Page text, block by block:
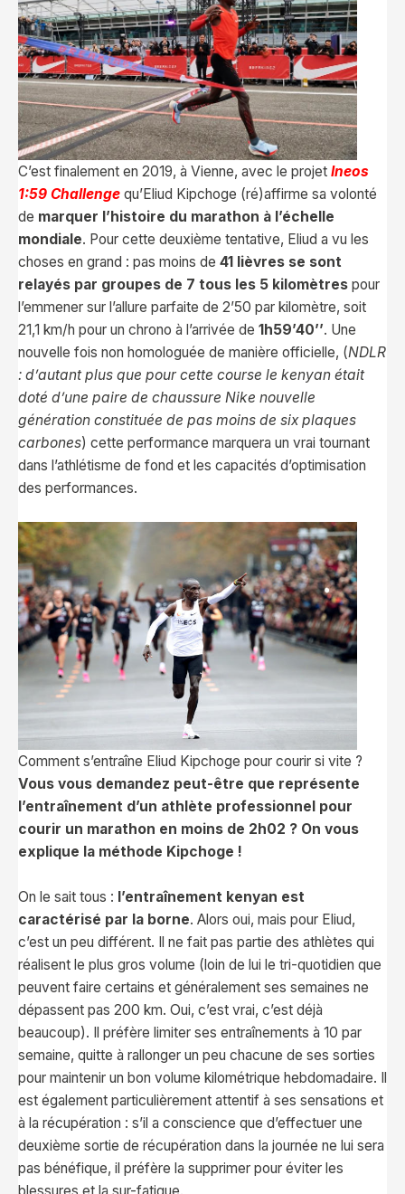
C’est finalement en 2019, à Vienne, avec le projet Ineos
1:59 Challenge qu’Eliud Kipchoge (ré)affirme sa volonté
de marquer l’histoire du marathon à l’échelle
mondiale. Pour cette deuxième tentative, Eliud a vu les
choses en grand : pas moins de 41 lièvres se sont
relayés par groupes de 7 tous les 5 kilomètres pour
l’emmener sur l’allure parfaite de 2’50 par kilomètre, soit
21,1 km/h pour un chrono à l’arrivée de 1h59’40’’. Une
nouvelle fois non homologuée de manière officielle, (NDLR
: d’autant plus que pour cette course le kenyan était
doté d’une paire de chaussure Nike nouvelle
génération constituée de pas moins de six plaques
carbones) cette performance marquera un vrai tournant
dans l’athlétisme de fond et les capacités d’optimisation
des performances.
Comment s’entraîne Eliud Kipchoge pour courir si vite ?
Vous vous demandez peut-être que représente
l’entraînement d’un athlète professionnel pour
courir un marathon en moins de 2h02 ? On vous
explique la méthode Kipchoge !
On le sait tous : l’entraînement kenyan est
caractérisé par la borne. Alors oui, mais pour Eliud,
c’est un peu différent. Il ne fait pas partie des athlètes qui
réalisent le plus gros volume (loin de lui le tri-quotidien que
peuvent faire certains et généralement ses semaines ne
dépassent pas 200 km. Oui, c’est vrai, c’est déjà
beaucoup). Il préfère limiter ses entraînements à 10 par
semaine, quitte à rallonger un peu chacune de ses sorties
pour maintenir un bon volume kilométrique hebdomadaire. Il
est également particulièrement attentif à ses sensations et
à la récupération : s’il a conscience que d’effectuer une
deuxième sortie de récupération dans la journée ne lui sera
pas bénéfique, il préfère la supprimer pour éviter les